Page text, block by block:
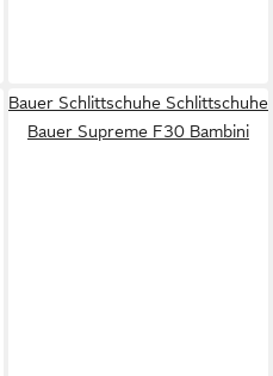
Bauer Schlittschuhe Schlittschuhe
Bauer Supreme F30 Bambini